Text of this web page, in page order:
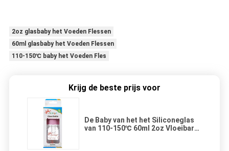
2oz glasbaby het Voeden Flessen
60ml glasbaby het Voeden Flessen
110-150℃ baby het Voeden Fles
Krijg de beste prijs voor
De Baby van het het Siliconeglas
van 110-150℃ 60ml 2oz Vloeibare